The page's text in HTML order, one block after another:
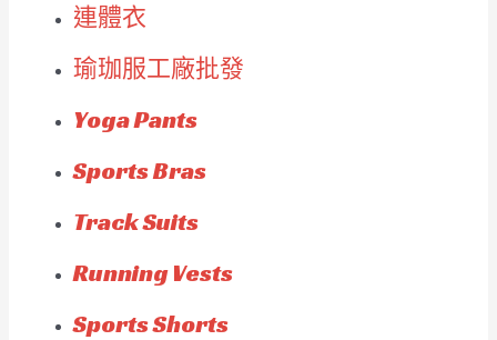
連體衣
瑜珈服工廠批發
Yoga Pants
Sports Bras
Track Suits
Running Vests
Sports Shorts